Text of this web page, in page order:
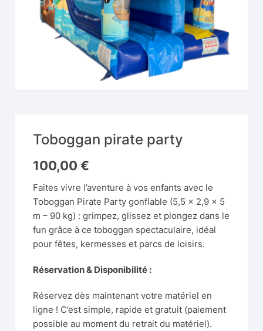
Toboggan pirate party
100,00 €
Faites vivre l’aventure à vos enfants avec le
Toboggan Pirate Party gonflable (5,5 × 2,9 × 5
m – 90 kg) : grimpez, glissez et plongez dans le
fun grâce à ce toboggan spectaculaire, idéal
pour fêtes, kermesses et parcs de loisirs.
Réservation & Disponibilité :
Réservez dès maintenant votre matériel en
ligne ! C’est simple, rapide et gratuit (paiement
possible au moment du retrait du matériel).